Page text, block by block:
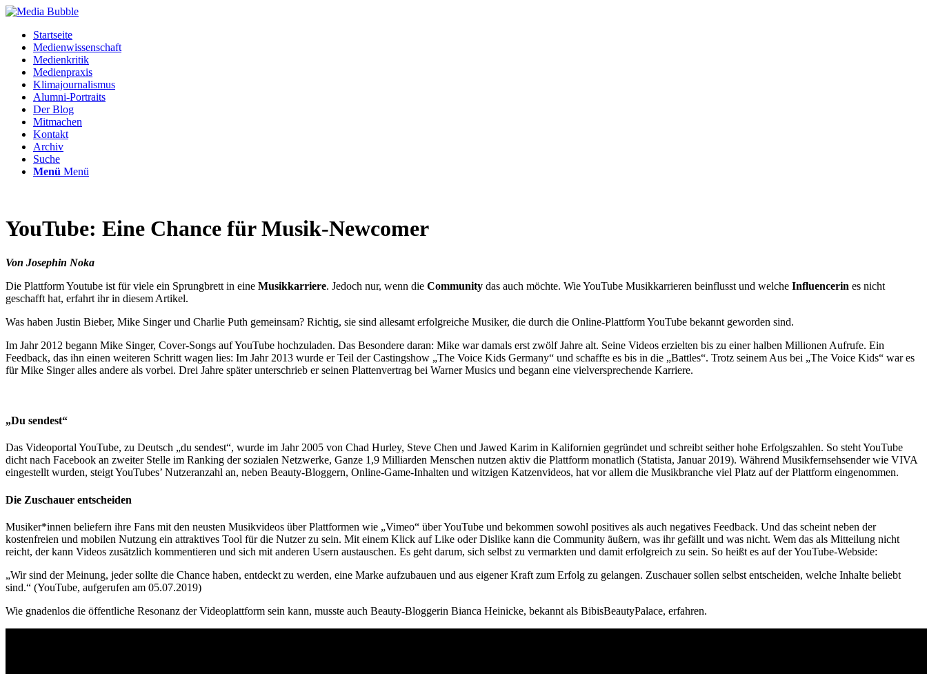
Startseite
Medienwissenschaft
Medienkritik
Medienpraxis
Klimajournalismus
Alumni-Portraits
Der Blog
Mitmachen
Kontakt
Archiv
Suche
Menü Menü
YouTube: Eine Chance für Musik-Newcomer
Von Josephin Noka
Die Plattform Youtube ist für viele ein Sprungbrett in eine Musikkarriere. Jedoch nur, wenn die Community das auch möchte. Wie YouTube Musikkarrieren beinflusst und welche Influencerin es nicht
geschafft hat, erfahrt ihr in diesem Artikel.
Was haben Justin Bieber, Mike Singer und Charlie Puth gemeinsam? Richtig, sie sind allesamt erfolgreiche Musiker, die durch die Online-Plattform YouTube bekannt geworden sind.
Im Jahr 2012 begann Mike Singer, Cover-Songs auf YouTube hochzuladen. Das Besondere daran: Mike war damals erst zwölf Jahre alt. Seine Videos erzielten bis zu einer halben Millionen Aufrufe. Ein
Feedback, das ihn einen weiteren Schritt wagen lies: Im Jahr 2013 wurde er Teil der Castingshow „The Voice Kids Germany“ und schaffte es bis in die „Battles“. Trotz seinem Aus bei „The Voice Kids“ war es
für Mike Singer alles andere als vorbei. Drei Jahre später unterschrieb er seinen Plattenvertrag bei Warner Musics und begann eine vielversprechende Karriere.
„Du sendest“
Das Videoportal YouTube, zu Deutsch „du sendest“, wurde im Jahr 2005 von Chad Hurley, Steve Chen und Jawed Karim in Kalifornien gegründet und schreibt seither hohe Erfolgszahlen. So steht YouTube
dicht nach Facebook an zweiter Stelle im Ranking der sozialen Netzwerke, Ganze 1,9 Milliarden Menschen nutzen aktiv die Plattform monatlich (Statista, Januar 2019). Während Musikfernsehsender wie VIVA
eingestellt wurden, steigt YouTubes’ Nutzeranzahl an, neben Beauty-Bloggern, Online-Game-Inhalten und witzigen Katzenvideos, hat vor allem die Musikbranche viel Platz auf der Plattform eingenommen.
Die Zuschauer entscheiden
Musiker*innen beliefern ihre Fans mit den neusten Musikvideos über Plattformen wie „Vimeo“ über YouTube und bekommen sowohl positives als auch negatives Feedback. Und das scheint neben der
kostenfreien und mobilen Nutzung ein attraktives Tool für die Nutzer zu sein. Mit einem Klick auf Like oder Dislike kann die Community äußern, was ihr gefällt und was nicht. Wem das als Mitteilung nicht
reicht, der kann Videos zusätzlich kommentieren und sich mit anderen Usern austauschen. Es geht darum, sich selbst zu vermarkten und damit erfolgreich zu sein. So heißt es auf der YouTube-Webside:
„Wir sind der Meinung, jeder sollte die Chance haben, entdeckt zu werden, eine Marke aufzubauen und aus eigener Kraft zum Erfolg zu gelangen. Zuschauer sollen selbst entscheiden, welche Inhalte beliebt
sind.“ (YouTube, aufgerufen am 05.07.2019)
Wie gnadenlos die öffentliche Resonanz der Videoplattform sein kann, musste auch Beauty-Bloggerin Bianca Heinicke, bekannt als BibisBeautyPalace, erfahren.